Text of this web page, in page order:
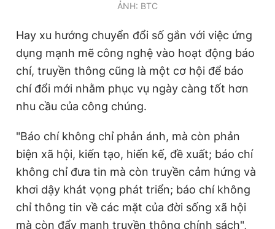
ẢNH: BTC
Hay xu hướng chuyển đổi số gắn với việc ứng
dụng mạnh mẽ công nghệ vào hoạt động báo
chí, truyền thông cũng là một cơ hội để báo
chí đổi mới nhằm phục vụ ngày càng tốt hơn
nhu cầu của công chúng.
"Báo chí không chỉ phản ánh, mà còn phản
biện xã hội, kiến tạo, hiến kế, đề xuất; báo chí
không chỉ đưa tin mà còn truyền cảm hứng và
khơi dậy khát vọng phát triển; báo chí không
chỉ thông tin về các mặt của đời sống xã hội
mà còn đẩy mạnh truyền thông chính sách",